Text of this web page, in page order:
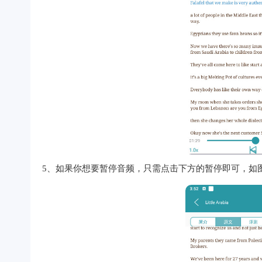
5、如果你想要暂停音频，只需点击下方的暂停即可，如